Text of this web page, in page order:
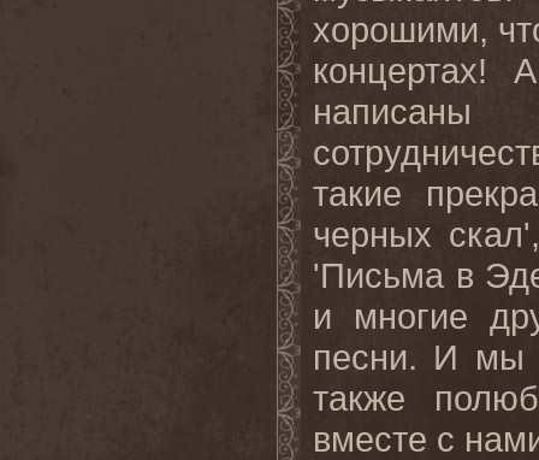
хорошими,
концертах!
такие
черных
'Письма в
и многие
песни. И мы
также
вместе с